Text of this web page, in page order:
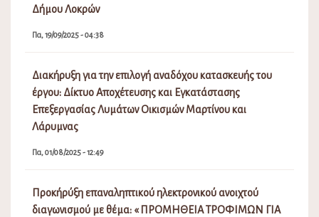
Δήμου Λοκρών
Πα, 19/09/2025 - 04:38
Διακήρυξη για την επιλογή αναδόχου κατασκευής του
έργου: Δίκτυο Αποχέτευσης και Εγκατάστασης
Επεξεργασίας Λυμάτων Οικισμών Μαρτίνου και
Λάρυμνας
Πα, 01/08/2025 - 12:49
Προκήρύξη επαναληπτικού ηλεκτρονικού ανοιχτού
διαγωνισμού με θέμα: « ΠΡΟΜΗΘΕΙΑ ΤΡΟΦΙΜΩΝ ΓΙΑ